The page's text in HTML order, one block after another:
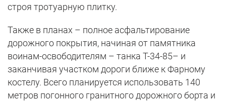
строя тротуарную плитку.
Также в планах – полное асфальтирование
дорожного покрытия, начиная от памятника
воинам-освободителям – танка Т-34-85– и
заканчивая участком дороги ближе к Фарному
костелу. Всего планируется использовать 140
метров погонного гранитного дорожного борта и